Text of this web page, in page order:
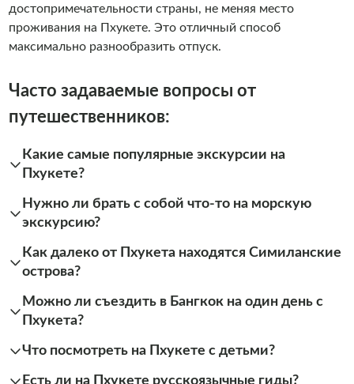
достопримечательности страны, не меняя место
проживания на Пхукете. Это отличный способ
максимально разнообразить отпуск.
Часто задаваемые вопросы от
путешественников:
Какие самые популярные экскурсии на
Пхукете?
Нужно ли брать с собой что-то на морскую
экскурсию?
Как далеко от Пхукета находятся Симиланские
острова?
Можно ли съездить в Бангкок на один день с
Пхукета?
Что посмотреть на Пхукете с детьми?
Есть ли на Пхукете русскоязычные гиды?